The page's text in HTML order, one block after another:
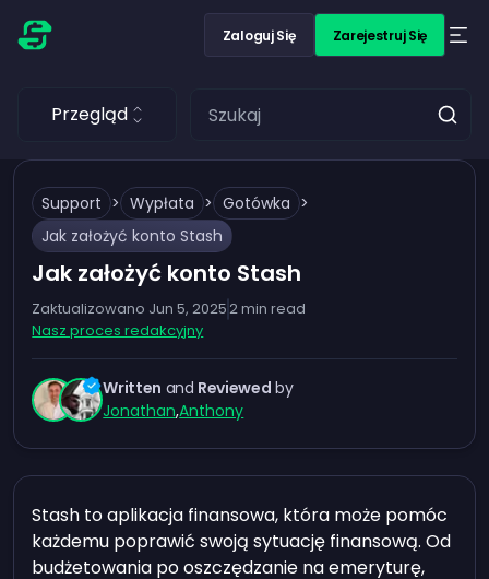
Zaloguj Się Zarejestruj Się
Przegląd
Support > Wypłata > Gotówka >
Jak założyć konto Stash
Jak założyć konto Stash
Zaktualizowano Jun 5, 20252min read
Nasz proces redakcyjny
Written and Reviewed by
Jonathan,Anthony
Stash to aplikacja finansowa, która może pomóc
każdemu poprawić swoją sytuację finansową. Od
budżetowania po oszczędzanie na emeryturę,